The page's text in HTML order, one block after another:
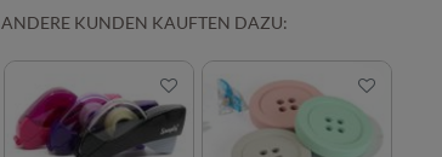
ANDERE KUNDEN KAUFTEN DAZU: